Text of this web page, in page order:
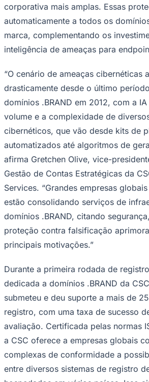
Vôlei
NBB
Brasileirão Série A
Brasileirão Série B
Copa do Brasil
Libertadores
Sul-Americana
Copa América
Premier League
La Liga
Bundesliga
Mundial 2026
Times - Ir direto
corporativa mais amplas. Essas
automaticamente a todos os
marca, complementando os
inteligência de ameaças para
“O cenário de ameaças cibernéticas
drasticamente desde o último
domínios .BRAND em 2012, com a
volume e a complexidade de
cibernéticos, que vão desde kits de
automatizados até algoritmos de
afirma Gretchen Olive, vice-
Gestão de Contas Estratégicas da
Services. “Grandes empresas
estão consolidando serviços de
domínios .BRAND, citando
proteção contra falsificação
principais motivações.”
Durante a primeira rodada de
dedicada a domínios .BRAND da
submeteu e deu suporte a mais de
registro, com uma taxa de sucesso
avaliação. Certificada pelas normas
a CSC oferece a empresas globais
complexas de conformidade a
entre diversos sistemas de registro